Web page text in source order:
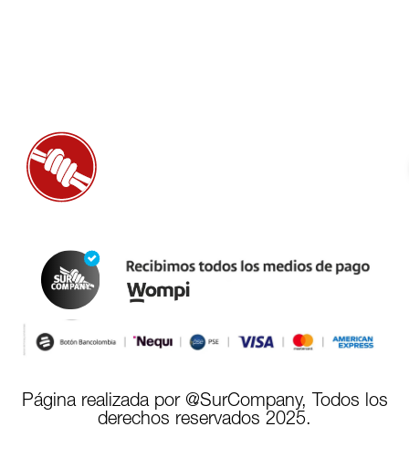
Página realizada por @SurCompany, Todos los
derechos reservados 2025.